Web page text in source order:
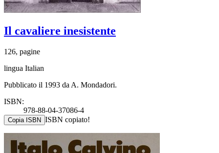
Il cavaliere inesistente
126, pagine
lingua Italian
Pubblicato il 1993 da A. Mondadori.
ISBN:
978-88-04-37086-4
Copia ISBN ISBN copiato!